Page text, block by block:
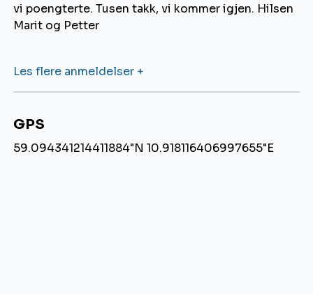
vi poengterte. Tusen takk, vi kommer igjen. Hilsen
Marit og Petter
Les flere anmeldelser +
GPS
59.094341214411884"N 10.918116406997655"E